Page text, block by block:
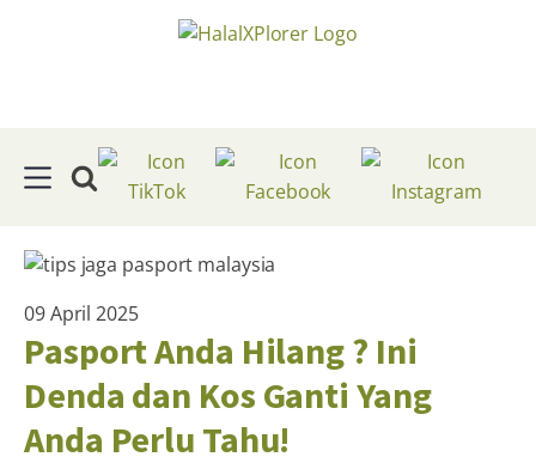
09 April 2025
Pasport Anda Hilang ? Ini
Denda dan Kos Ganti Yang
Anda Perlu Tahu!